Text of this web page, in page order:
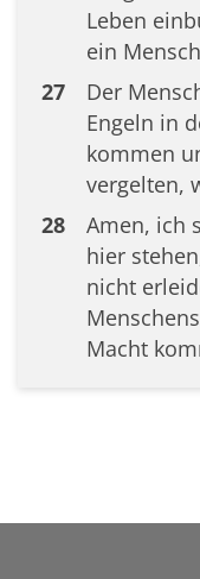
Leben
ein
27
Der
Engeln in
kommen
vergelten,
28
Amen, ich
hier
nicht
Macht